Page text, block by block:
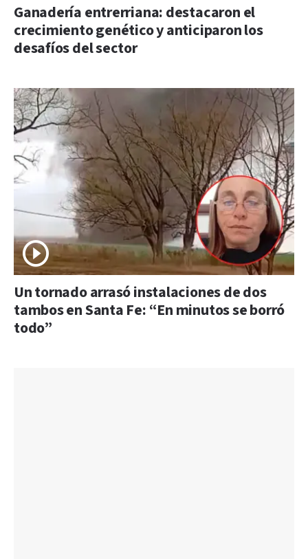
Ganadería entrerriana: destacaron el
crecimiento genético y anticiparon los
desafíos del sector
Un tornado arrasó instalaciones de dos
tambos en Santa Fe: “En minutos se borró
todo”